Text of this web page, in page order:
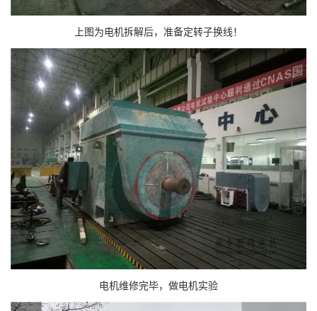
上图为电机拆解后，准备定转子换线！
电机维修完毕，做电机实验